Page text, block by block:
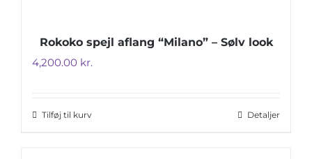
Rokoko spejl aflang “Milano” – Sølv look
4,200.00 kr.
Tilføj til kurv Detaljer